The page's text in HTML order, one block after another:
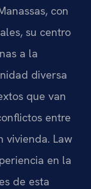
con
su centro
a la
diversa
que van
entre
vivienda. Law
en la
de esta